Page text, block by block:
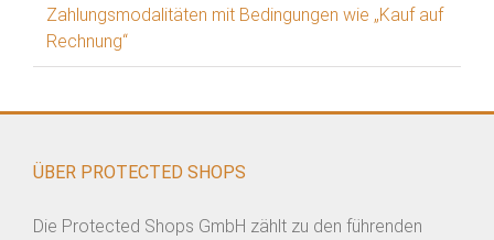
Zahlungsmodalitäten mit Bedingungen wie „Kauf auf
Rechnung“
ÜBER PROTECTED SHOPS
Die Protected Shops GmbH zählt zu den führenden